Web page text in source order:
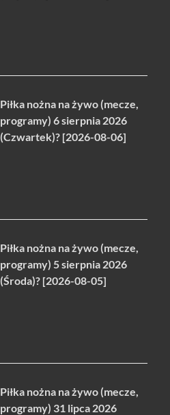
Piłka nożna na żywo (mecze,
programy) 6 sierpnia 2026
(Czwartek)? [2026-08-06]
Piłka nożna na żywo (mecze,
programy) 5 sierpnia 2026
(Środa)? [2026-08-05]
Piłka nożna na żywo (mecze,
programy) 31 lipca 2026